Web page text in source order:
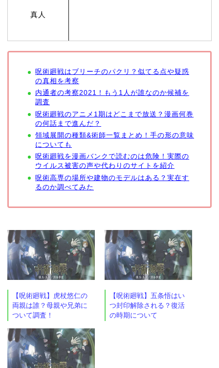
真人
呪術廻戦はブリーチのパクリ？似てる点や疑惑
の真相を考察
内通者の考察2021！もう1人が誰なのか候補を
調査
呪術廻戦のアニメ1期はどこまで放送？漫画何巻
の何話まで進んだ？
領域展開の種類&術師一覧まとめ！手の形の意味
についても
呪術廻戦を漫画バンクで読むのは危険！実際の
ウイルス被害の声や代わりのサイトを紹介
呪術高専の場所や建物のモデルはある？実在す
るのか調べてみた
【呪術廻戦】虎杖悠仁の
両親は誰？母親や兄弟に
ついて調査！
【呪術廻戦】五条悟はい
つ封印解除される？復活
の時期について